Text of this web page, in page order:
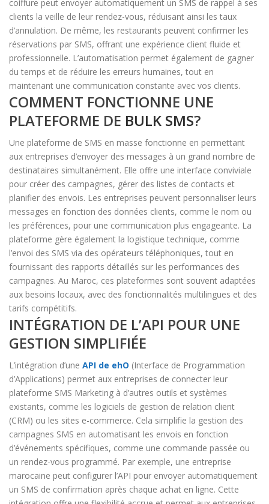
coiffure peut envoyer automatiquement un SMS de rappel à ses
clients la veille de leur rendez-vous, réduisant ainsi les taux
d’annulation. De même, les restaurants peuvent confirmer les
réservations par SMS, offrant une expérience client fluide et
professionnelle. L’automatisation permet également de gagner
du temps et de réduire les erreurs humaines, tout en
maintenant une communication constante avec vos clients.
COMMENT FONCTIONNE UNE
PLATEFORME DE BULK SMS?
Une plateforme de SMS en masse fonctionne en permettant
aux entreprises d’envoyer des messages à un grand nombre de
destinataires simultanément. Elle offre une interface conviviale
pour créer des campagnes, gérer des listes de contacts et
planifier des envois. Les entreprises peuvent personnaliser leurs
messages en fonction des données clients, comme le nom ou
les préférences, pour une communication plus engageante. La
plateforme gère également la logistique technique, comme
l’envoi des SMS via des opérateurs téléphoniques, tout en
fournissant des rapports détaillés sur les performances des
campagnes. Au Maroc, ces plateformes sont souvent adaptées
aux besoins locaux, avec des fonctionnalités multilingues et des
tarifs compétitifs.
INTÉGRATION DE L’API POUR UNE
GESTION SIMPLIFIÉE
L’intégration d’une API de ehO (Interface de Programmation
d’Applications) permet aux entreprises de connecter leur
plateforme SMS Marketing à d’autres outils et systèmes
existants, comme les logiciels de gestion de relation client
(CRM) ou les sites e-commerce. Cela simplifie la gestion des
campagnes SMS en automatisant les envois en fonction
d’événements spécifiques, comme une commande passée ou
un rendez-vous programmé. Par exemple, une entreprise
marocaine peut configurer l’API pour envoyer automatiquement
un SMS de confirmation après chaque achat en ligne. Cette